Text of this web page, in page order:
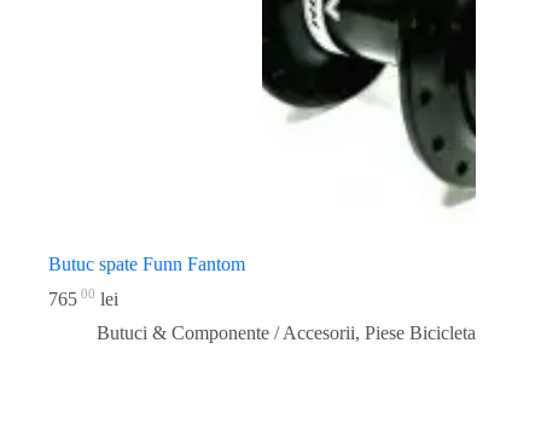
Butuc spate Funn Fantom
765 00 lei
Butuci & Componente / Accesorii, Piese Bicicleta